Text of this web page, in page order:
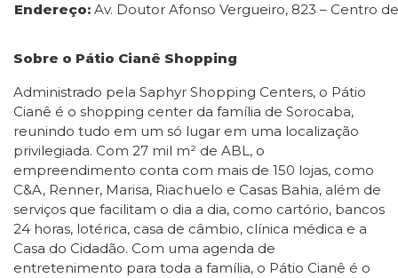
Endereço: Av. Doutor Afonso Vergueiro, 823 – Centro
Sobre o Pátio Cianê Shopping
Administrado pela Saphyr Shopping Centers, o Pátio
Cianê é o shopping center da família de Sorocaba,
reunindo tudo em um só lugar em uma localização
privilegiada. Com 27 mil m² de ABL, o
empreendimento conta com mais de 150 lojas, como
C&A, Renner, Marisa, Riachuelo e Casas Bahia, além de
serviços que facilitam o dia a dia, como cartório, bancos
24 horas, lotérica, casa de câmbio, clínica médica e a
Casa do Cidadão. Com uma agenda de
entretenimento para toda a família, o Pátio Cianê é o